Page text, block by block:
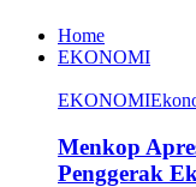
Home
EKONOMI
EKONOMI
Menkop
Penggerak